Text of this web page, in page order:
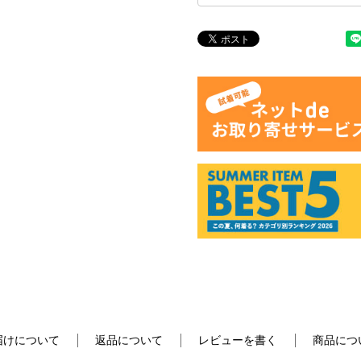
けについて 返品について レビューを書く 商品につ